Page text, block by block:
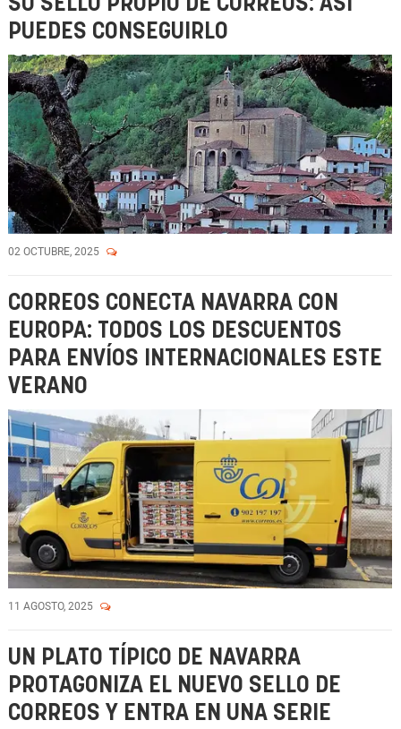
PUEDES CONSEGUIRLO
02 OCTUBRE, 2025
CORREOS CONECTA NAVARRA CON
EUROPA: TODOS LOS DESCUENTOS
PARA ENVÍOS INTERNACIONALES ESTE
VERANO
11 AGOSTO, 2025
UN PLATO TÍPICO DE NAVARRA
PROTAGONIZA EL NUEVO SELLO DE
CORREOS Y ENTRA EN UNA SERIE